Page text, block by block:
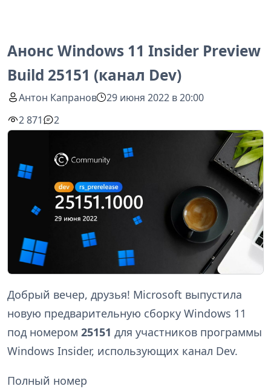
Анонс Windows 11 Insider Preview
Build 25151 (канал Dev)
Антон Капранов
29 июня 2022 в 20:00
2 871
2
Добрый вечер, друзья! Microsoft выпустила
новую предварительную сборку Windows 11
под номером 25151 для участников программы
Windows Insider, использующих канал Dev.
Полный номер